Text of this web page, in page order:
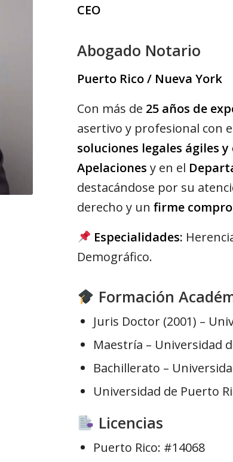
CEO
Abogado Notario
Puerto Rico / Nueva York
Con más de 25 años de
asertivo y profesional con
soluciones legales ágiles
Apelaciones y en el
destacándose por su
derecho y unfirme
Especialidades:
Demográfico.
Formación
Juris Doctor (2001) –
Maestría – Universidad
Bachillerato –
Universidad de Puerto
Licencias
Puerto Rico: #14068